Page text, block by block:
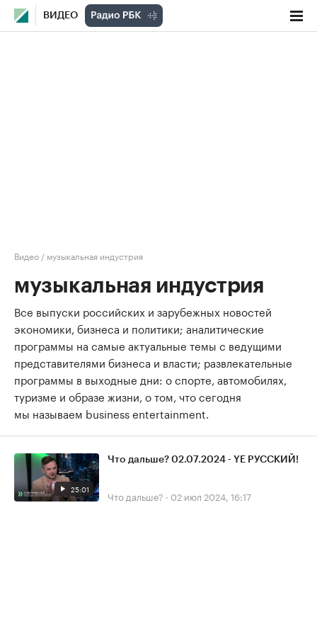
ВИДЕО
Видео / музыкальная индустрия
музыкальная индустрия
Все выпуски российских и зарубежных новостей
экономики, бизнеса и политики; аналитические
программы на самые актуальные темы с ведущими
представителями бизнеса и власти; развлекательные
программы в выходные дни: о спорте, автомобилях,
туризме и образе жизни, о том, что сегодня
мы называем business entertainment.
25:01
Что дальше? 02.07.2024 - YE РУССКИЙ!
Что дальше? · 02 июл 2024, 16:17